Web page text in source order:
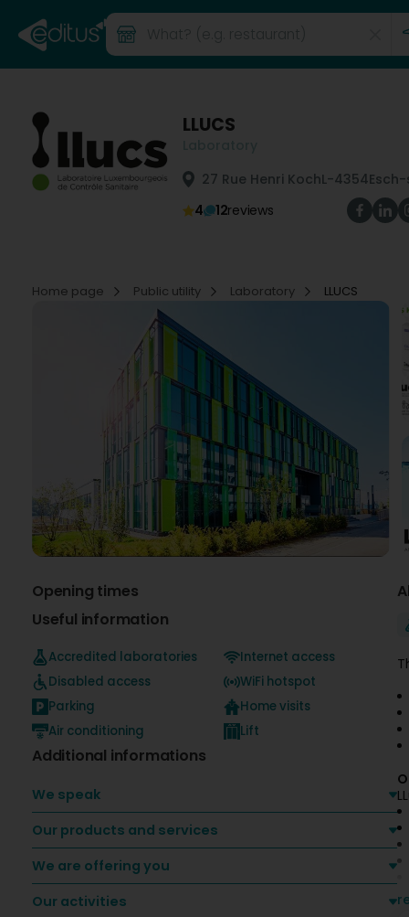
LLUCS
27 Rue Henri KochL-4354
4
12reviews
Home page Public utility Laboratory LLUCS
Opening times
Useful information
Accredited laboratories
Disabled access
Parking
Air conditioning
Internet access
WiFi hotspot
Home visits
Lift
Additional informations
We speak
Our products and services
We are offering you
Our activities